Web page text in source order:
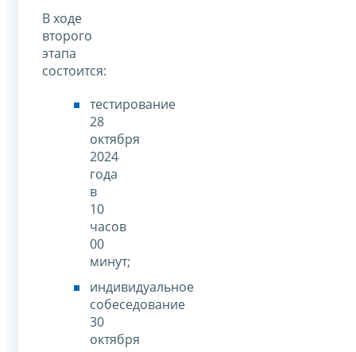
В ходе
второго
этапа
состоится:
тестирование
28
октября
2024
года
в
10
часов
00
минут;
индивидуальное
собеседование
30
октября